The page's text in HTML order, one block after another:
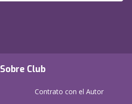
Sobre Club
Contrato con el Autor